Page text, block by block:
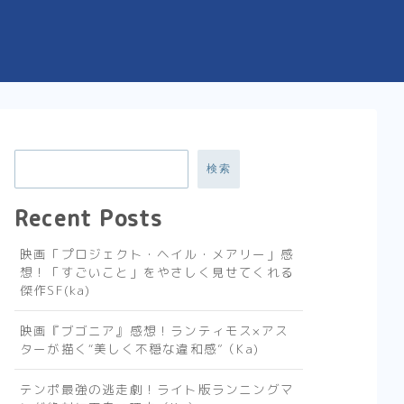
検索
Recent Posts
映画「プロジェクト・ヘイル・メアリー」感
想！「すごいこと」をやさしく見せてくれる
傑作SF(ka)
映画『ブゴニア』感想！ランティモス×アス
ターが描く“美しく不穏な違和感”（Ka)
テンポ最強の逃走劇！ライト版ランニングマ